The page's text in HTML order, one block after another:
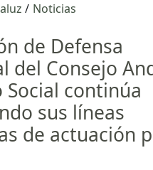
Noticias
de Defensa
del Consejo
Social continúa
sus líneas
de actuación